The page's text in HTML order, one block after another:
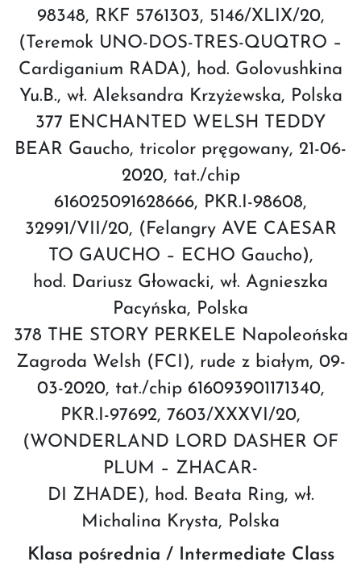
98348, RKF 5761303, 5146/XLIX/20,
(Teremok UNO-DOS-TRES-QUQTRO –
Cardiganium RADA), hod. Golovushkina
Yu.B., wł. Aleksandra Krzyżewska, Polska
377 ENCHANTED WELSH TEDDY
BEAR Gaucho, tricolor pręgowany, 21-06-
2020, tat./chip
616025091628666, PKR.I-98608,
32991/VII/20, (Felangry AVE CAESAR
TO GAUCHO – ECHO Gaucho),
hod. Dariusz Głowacki, wł. Agnieszka
Pacyńska, Polska
378 THE STORY PERKELE Napoleońska
Zagroda Welsh (FCI), rude z białym, 09-
03-2020, tat./chip 616093901171340,
PKR.I-97692, 7603/XXXVI/20,
(WONDERLAND LORD DASHER OF
PLUM – ZHACAR-
DI ZHADE), hod. Beata Ring, wł.
Michalina Krysta, Polska
Klasa pośrednia / Intermediate Class